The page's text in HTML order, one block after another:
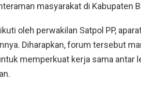
masyarakat di Kabupaten
oleh perwakilan Satpol PP,
Diharapkan, forum tersebut
memperkuat kerja sama antar